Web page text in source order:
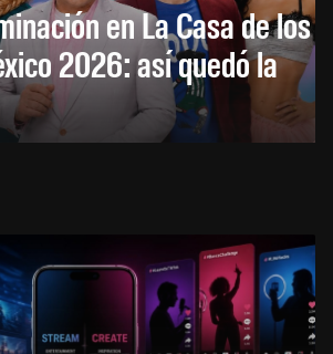
en La Casa de los
2026: así quedó la